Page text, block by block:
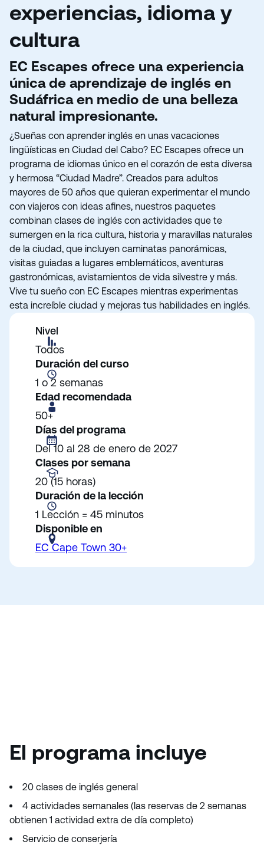
experiencias, idioma y
cultura
EC Escapes ofrece una experiencia
única de aprendizaje de inglés en
Sudáfrica en medio de una belleza
natural impresionante.
¿Sueñas con aprender inglés en unas vacaciones
lingüísticas en Ciudad del Cabo? EC Escapes ofrece un
programa de idiomas único en el corazón de esta diversa
y hermosa “Ciudad Madre”. Creados para adultos
mayores de 50 años que quieran experimentar el mundo
con viajeros con ideas afines, nuestros paquetes
combinan clases de inglés con actividades que te
sumergen en la rica cultura, historia y maravillas naturales
de la ciudad, que incluyen caminatas panorámicas,
visitas guiadas a lugares emblemáticos, aventuras
gastronómicas, avistamientos de vida silvestre y más.
Vive tu sueño con EC Escapes mientras experimentas
esta increíble ciudad y mejoras tus habilidades en inglés.
Nivel
Todos
Duración del curso
1 o 2 semanas
Edad recomendada
50+
Días del programa
Del 10 al 28 de enero de 2027
Clases por semana
20 (15 horas)
Duración de la lección
1 Lección = 45 minutos
Disponible en
EC Cape Town 30+
El programa incluye
20 clases de inglés general
4 actividades semanales (las reservas de 2 semanas
obtienen 1 actividad extra de día completo)
Servicio de conserjería